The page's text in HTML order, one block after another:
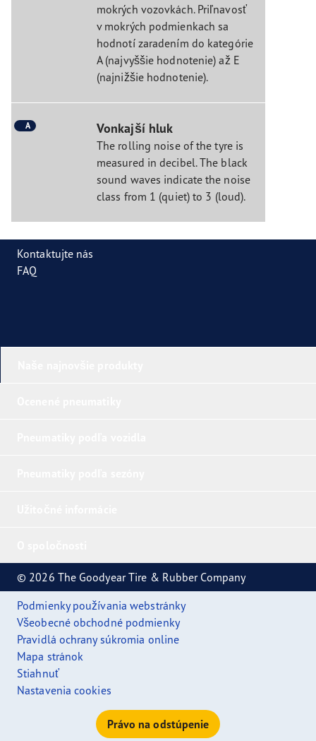
mokrých vozovkách. Priľnavosť
v mokrých podmienkach sa
hodnotí zaradením do kategórie
A (najvyššie hodnotenie) až E
(najnižšie hodnotenie).
A Vonkajší hluk
The rolling noise of the tyre is
measured in decibel. The black
sound waves indicate the noise
class from 1 (quiet) to 3 (loud).
Kontaktujte nás
FAQ
© 2026 The Goodyear Tire & Rubber Company
Podmienky používania webstránky
Všeobecné obchodné podmienky
Pravidlá ochrany súkromia online
Mapa stránok
Stiahnuť
Nastavenia cookies
Právo na odstúpenie